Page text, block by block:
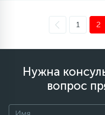
1 2
Нужна
вопрос